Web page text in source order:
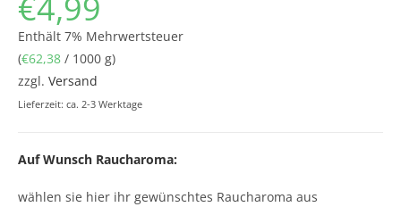
Enthält 7% Mehrwertsteuer
(€62,38 / 1000 g)
zzgl. Versand
Lieferzeit: ca. 2-3 Werktage
Auf Wunsch Raucharoma:
wählen sie hier ihr gewünschtes Raucharoma aus